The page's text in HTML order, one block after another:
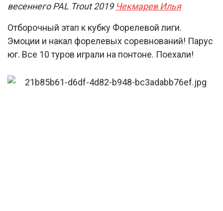
весеннего PAL Trout 2019 Чекмарев Илья
Отборочный этап к кубку Форелевой лиги.
Эмоции и накал форелевых соревнований! Парус
юг. Все 10 туров играли на понтоне. Поехали!